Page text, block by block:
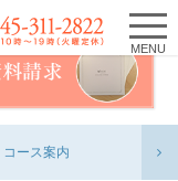
MENU
コース案内